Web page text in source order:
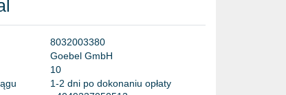
8032003380
Goebel GmbH
10
1-2 dni po dokonaniu opłaty